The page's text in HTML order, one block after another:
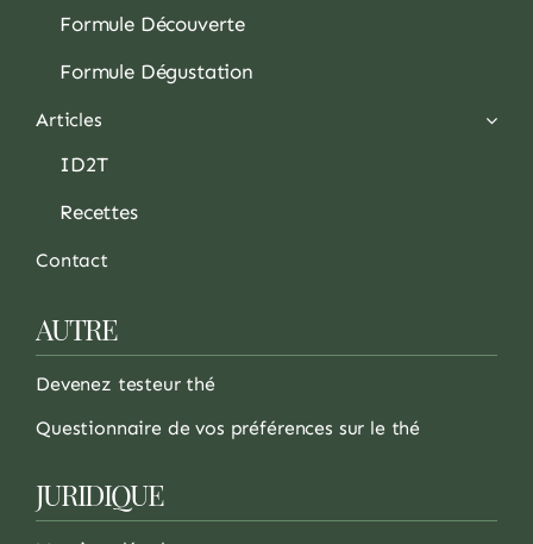
Formule Découverte
Formule Dégustation
Articles
ID2T
Recettes
Contact
AUTRE
Devenez testeur thé
Questionnaire de vos préférences sur le thé
JURIDIQUE